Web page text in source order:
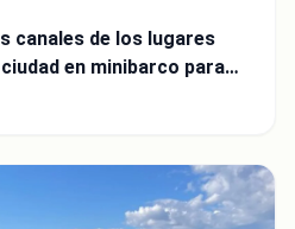
canales de los lugares
en minibarco para